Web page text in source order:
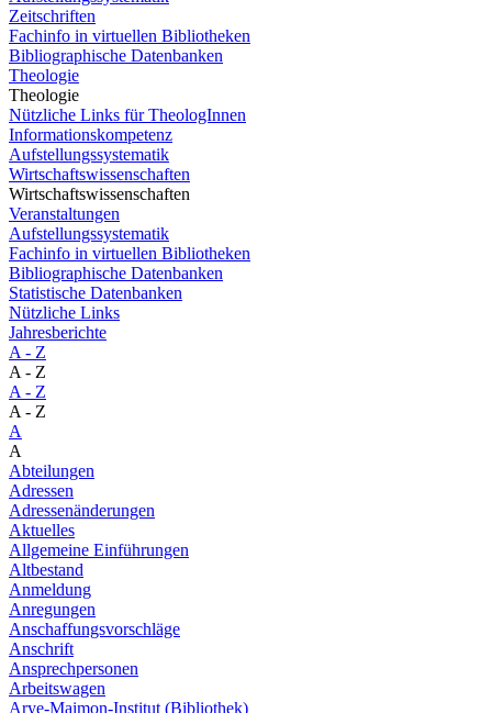
Zeitschriften
Fachinfo in virtuellen Bibliotheken
Bibliographische Datenbanken
Theologie
Theologie
Nützliche Links für TheologInnen
Informationskompetenz
Aufstellungssystematik
Wirtschaftswissenschaften
Wirtschaftswissenschaften
Veranstaltungen
Aufstellungssystematik
Fachinfo in virtuellen Bibliotheken
Bibliographische Datenbanken
Statistische Datenbanken
Nützliche Links
Jahresberichte
A - Z
A - Z
A - Z
A - Z
A
A
Abteilungen
Adressen
Adressenänderungen
Aktuelles
Allgemeine Einführungen
Altbestand
Anmeldung
Anregungen
Anschaffungsvorschläge
Anschrift
Ansprechpersonen
Arbeitswagen
Arye-Maimon-Institut (Bibliothek)